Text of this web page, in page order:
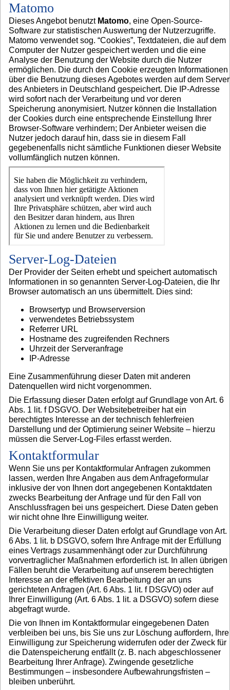
Matomo
Dieses Angebot benutzt Matomo, eine Open-Source-
Software zur statistischen Auswertung der Nutzerzugriffe.
Matomo verwendet sog. “Cookies”, Textdateien, die auf dem
Computer der Nutzer gespeichert werden und die eine
Analyse der Benutzung der Website durch die Nutzer
ermöglichen. Die durch den Cookie erzeugten Informationen
über die Benutzung dieses Agebotes werden auf dem Server
des Anbieters in Deutschland gespeichert. Die IP-Adresse
wird sofort nach der Verarbeitung und vor deren
Speicherung anonymisiert. Nutzer können die Installation
der Cookies durch eine entsprechende Einstellung Ihrer
Browser-Software verhindern; Der Anbieter weisen die
Nutzer jedoch darauf hin, dass sie in diesem Fall
gegebenenfalls nicht sämtliche Funktionen dieser Website
vollumfänglich nutzen können.
Server-Log-Dateien
Der Provider der Seiten erhebt und speichert automatisch
Informationen in so genannten Server-Log-Dateien, die Ihr
Browser automatisch an uns übermittelt. Dies sind:
Browsertyp und Browserversion
verwendetes Betriebssystem
Referrer URL
Hostname des zugreifenden Rechners
Uhrzeit der Serveranfrage
IP-Adresse
Eine Zusammenführung dieser Daten mit anderen
Datenquellen wird nicht vorgenommen.
Die Erfassung dieser Daten erfolgt auf Grundlage von Art. 6
Abs. 1 lit. f DSGVO. Der Websitebetreiber hat ein
berechtigtes Interesse an der technisch fehlerfreien
Darstellung und der Optimierung seiner Website – hierzu
müssen die Server-Log-Files erfasst werden.
Kontaktformular
Wenn Sie uns per Kontaktformular Anfragen zukommen
lassen, werden Ihre Angaben aus dem Anfrageformular
inklusive der von Ihnen dort angegebenen Kontaktdaten
zwecks Bearbeitung der Anfrage und für den Fall von
Anschlussfragen bei uns gespeichert. Diese Daten geben
wir nicht ohne Ihre Einwilligung weiter.
Die Verarbeitung dieser Daten erfolgt auf Grundlage von Art.
6 Abs. 1 lit. b DSGVO, sofern Ihre Anfrage mit der Erfüllung
eines Vertrags zusammenhängt oder zur Durchführung
vorvertraglicher Maßnahmen erforderlich ist. In allen übrigen
Fällen beruht die Verarbeitung auf unserem berechtigten
Interesse an der effektiven Bearbeitung der an uns
gerichteten Anfragen (Art. 6 Abs. 1 lit. f DSGVO) oder auf
Ihrer Einwilligung (Art. 6 Abs. 1 lit. a DSGVO) sofern diese
abgefragt wurde.
Die von Ihnen im Kontaktformular eingegebenen Daten
verbleiben bei uns, bis Sie uns zur Löschung auffordern, Ihre
Einwilligung zur Speicherung widerrufen oder der Zweck für
die Datenspeicherung entfällt (z. B. nach abgeschlossener
Bearbeitung Ihrer Anfrage). Zwingende gesetzliche
Bestimmungen – insbesondere Aufbewahrungsfristen –
bleiben unberührt.